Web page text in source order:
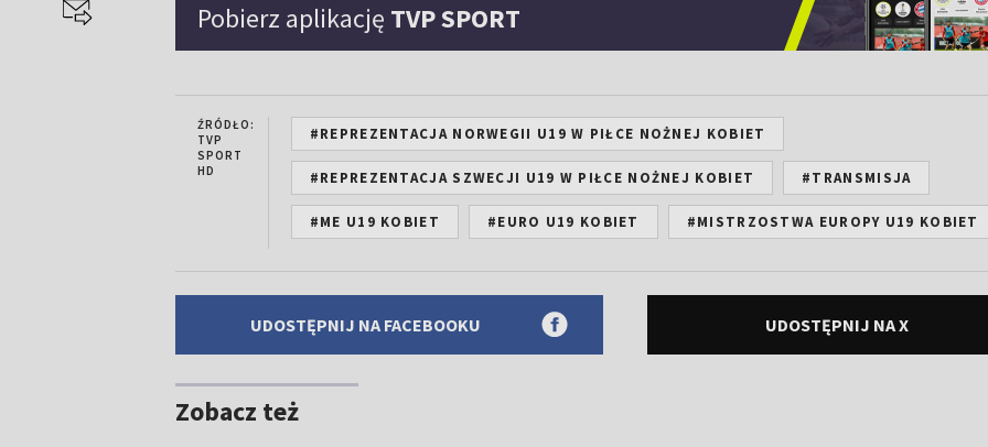
Pobierz aplikację TVP SPORT
ŹRÓDŁO:
TVP
SPORT
HD
#REPREZENTACJA NORWEGII U19 W PIŁCE NOŻNEJ KOBIET
#REPREZENTACJA SZWECJI U19 W PIŁCE NOŻNEJ KOBIET #TRANSMISJA
#ME U19 KOBIET #EURO U19 KOBIET #MISTRZOSTWA EUROPY U19 KOBIET
UDOSTĘPNIJ NA FACEBOOKU UDOSTĘPNIJ NA X
Zobacz też